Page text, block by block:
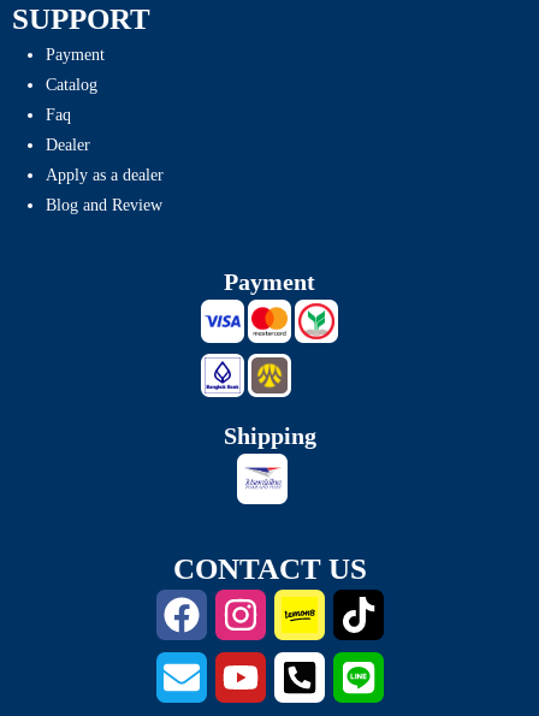
SUPPORT
Payment
Catalog
Faq
Dealer
Apply as a dealer
Blog and Review
Payment
Shipping
CONTACT US